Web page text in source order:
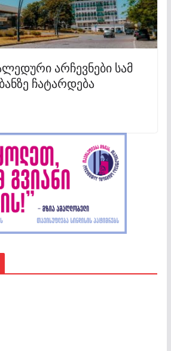
არჩევნები სამ
ჩატარდება